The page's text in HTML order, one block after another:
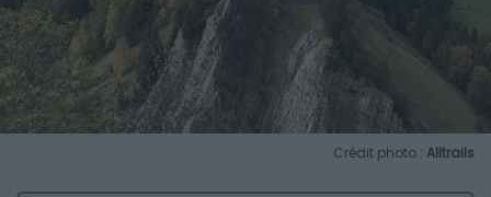
Crédit photo : Alltrails